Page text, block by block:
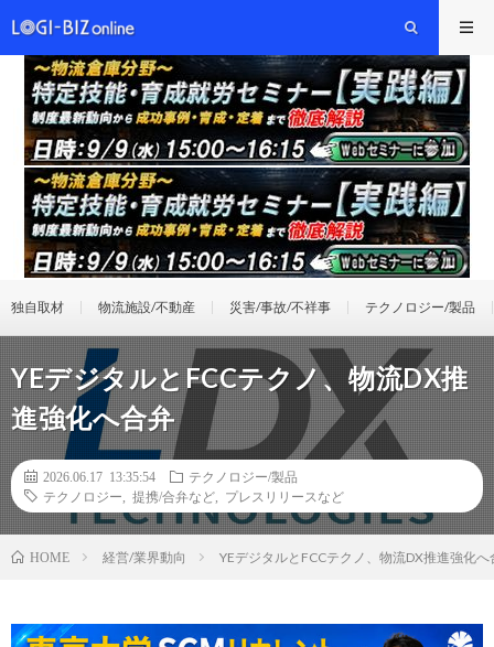
独自取材 物流施設/不動産 災害/事故/不祥事 テクノロジー/製品
YEデジタルとFCCテクノ、物流DX推
進強化へ合弁
2026.06.17 13:35:54
テクノロジー/製品
テクノロジー
提携/合弁など プレスリリースなど
HOME 経営/業界動向 YEデジタルとFCCテクノ、物流DX推進強化へ